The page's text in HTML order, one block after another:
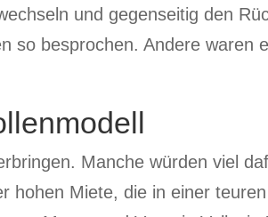
und gegenseitig den
so besprochen. Andere waren
Manche würden viel
hohen Miete, die in einer